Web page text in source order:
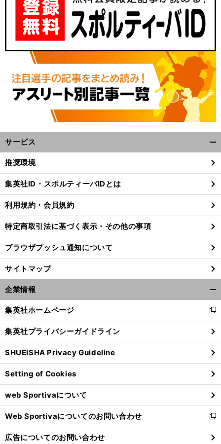
。
サービス
閉
る
推奨環境
集英社ID・スポルティーバIDとは
利用規約・会員規約
特定商取引法に基づく表示・その他の事項
ブラウザプッシュ通知について
サイトマップ
企業情報
閉
る
集英社ホームページ
新
し
い
ウ
ィ
ン
ド
ウ
で
開
く
集英社プライバシーガイドライン
SHUEISHA Privacy Guideline
Setting of Cookies
web Sportivaについて
Web Sportivaについてのお問い合わせ
新
し
い
広告についてのお問い合わせ